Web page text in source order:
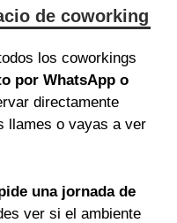
de coworking
los coworkings
por WhatsApp o
directamente
llames o vayas a ver
una jornada de
ver si el ambiente